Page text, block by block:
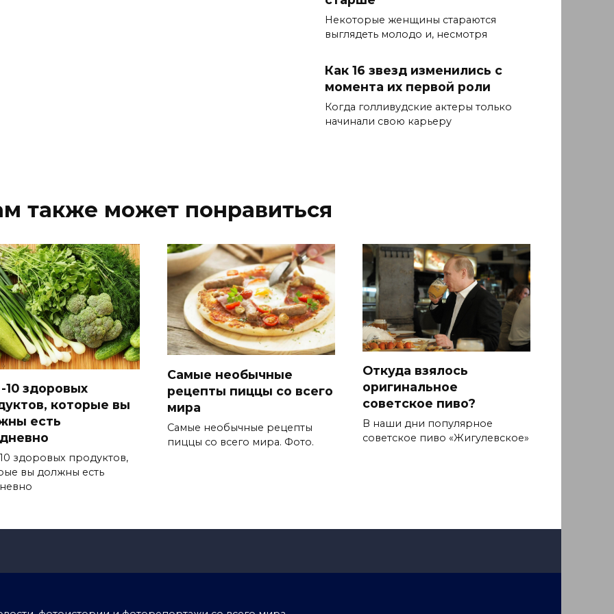
Некоторые женщины стараются
выглядеть молодо и, несмотря
Как 16 звезд изменились с
момента их первой роли
Когда голливудские актеры только
начинали свою карьеру
также может понравиться
здоровых
которые вы
есть
здоровых продуктов,
вы должны есть
Самые необычные
рецепты пиццы со всего
мира
Самые необычные рецепты
пиццы со всего мира. Фото.
Откуда взялось
оригинальное
советское пиво?
В наши дни популярное
советское пиво «Жигулевское»